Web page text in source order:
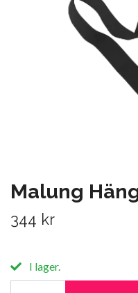
Malung
344 kr
I lager.